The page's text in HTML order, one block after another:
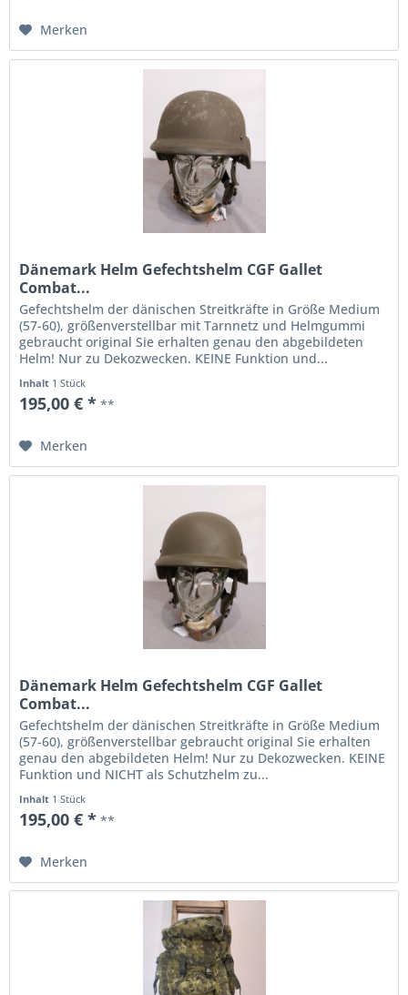
Merken
Dänemark Helm Gefechtshelm CGF Gallet
Combat...
Gefechtshelm der dänischen Streitkräfte in Größe Medium
(57-60), größenverstellbar mit Tarnnetz und Helmgummi
gebraucht original Sie erhalten genau den abgebildeten
Helm! Nur zu Dekozwecken. KEINE Funktion und...
Inhalt 1 Stück
195,00 € * **
Merken
Dänemark Helm Gefechtshelm CGF Gallet
Combat...
Gefechtshelm der dänischen Streitkräfte in Größe Medium
(57-60), größenverstellbar gebraucht original Sie erhalten
genau den abgebildeten Helm! Nur zu Dekozwecken. KEINE
Funktion und NICHT als Schutzhelm zu...
Inhalt 1 Stück
195,00 € * **
Merken